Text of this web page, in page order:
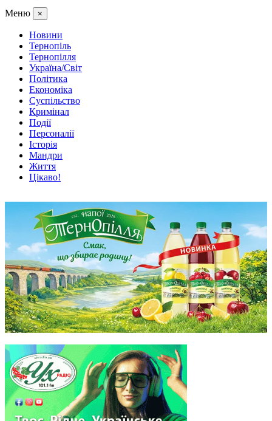
Меню ×
Новини
Тернопіль
Тернопілля
Україна/Світ
Політика
Економіка
Суспільство
Кримінал
Події
Персоналії
Історія
Мандри
Життя
Цікаво!